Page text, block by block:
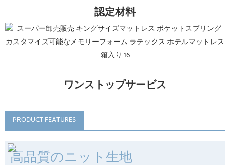
認定材料
ワンストップサービス
PRODUCT FEATURES
高品質のニット生地